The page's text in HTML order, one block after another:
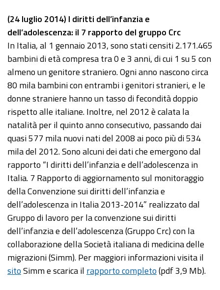
(24 luglio 2014) I diritti dell’infanzia e
dell’adolescenza: il 7 rapporto del gruppo Crc
In Italia, al 1 gennaio 2013, sono stati censiti 2.171.465
bambini di età compresa tra 0 e 3 anni, di cui 1 su 5 con
almeno un genitore straniero. Ogni anno nascono circa
80 mila bambini con entrambi i genitori stranieri, e le
donne straniere hanno un tasso di fecondità doppio
rispetto alle italiane. Inoltre, nel 2012 è calata la
natalità per il quinto anno consecutivo, passando dai
quasi 577 mila nuovi nati del 2008 ai poco più di 534
mila del 2012. Sono alcuni dei dati che emergono dal
rapporto “I diritti dell’infanzia e dell’adolescenza in
Italia. 7 Rapporto di aggiornamento sul monitoraggio
della Convenzione sui diritti dell’infanzia e
dell’adolescenza in Italia 2013-2014” realizzato dal
Gruppo di lavoro per la convenzione sui diritti
dell’infanzia e dell’adolescenza (Gruppo Crc) con la
collaborazione della Società italiana di medicina delle
migrazioni (Simm). Per maggiori informazioni visita il
sitoSimm e scarica il rapporto completo(pdf 3,9 Mb).